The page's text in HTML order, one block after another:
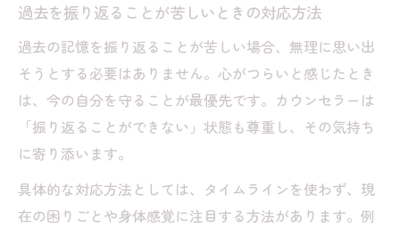
過去を振り返ることが苦しいときの対応方法
過去の記憶を振り返ることが苦しい場合、無理に思い出
そうとする必要はありません。心がつらいと感じたとき
は、今の自分を守ることが最優先です。カウンセラーは
「振り返ることができない」状態も尊重し、その気持ち
に寄り添います。
具体的な対応方法としては、タイムラインを使わず、現
在の困りごとや身体感覚に注目する方法があります。例